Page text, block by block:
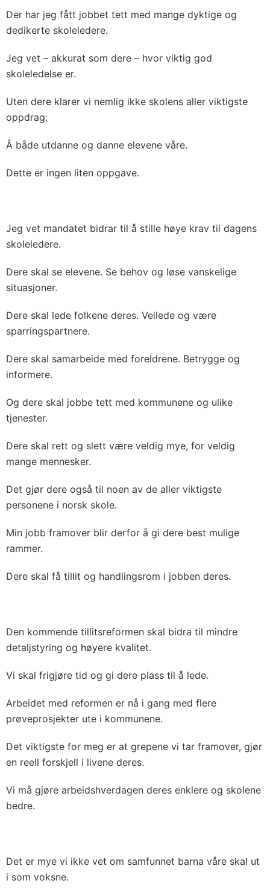
Der har jeg fått jobbet tett med mange dyktige og
dedikerte skoleledere.
Jeg vet – akkurat som dere – hvor viktig god
skoleledelse er.
Uten dere klarer vi nemlig ikke skolens aller viktigste
oppdrag:
Å både utdanne og danne elevene våre.
Dette er ingen liten oppgave.
Jeg vet mandatet bidrar til å stille høye krav til dagens
skoleledere.
Dere skal se elevene. Se behov og løse vanskelige
situasjoner.
Dere skal lede folkene deres. Veilede og være
sparringspartnere.
Dere skal samarbeide med foreldrene. Betrygge og
informere.
Og dere skal jobbe tett med kommunene og ulike
tjenester.
Dere skal rett og slett være veldig mye, for veldig
mange mennesker.
Det gjør dere også til noen av de aller viktigste
personene i norsk skole.
Min jobb framover blir derfor å gi dere best mulige
rammer.
Dere skal få tillit og handlingsrom i jobben deres.
Den kommende tillitsreformen skal bidra til mindre
detaljstyring og høyere kvalitet.
Vi skal frigjøre tid og gi dere plass til å lede.
Arbeidet med reformen er nå i gang med flere
prøveprosjekter ute i kommunene.
Det viktigste for meg er at grepene vi tar framover, gjør
en reell forskjell i livene deres.
Vi må gjøre arbeidshverdagen deres enklere og skolene
bedre.
Det er mye vi ikke vet om samfunnet barna våre skal ut
i som voksne.